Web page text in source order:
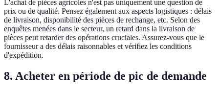
L'achat de pièces agricoles n'est pas uniquement une question de
prix ou de qualité. Pensez également aux aspects logistiques : délais
de livraison, disponibilité des pièces de rechange, etc. Selon des
enquêtes menées dans le secteur, un retard dans la livraison de
pièces peut retarder des opérations cruciales. Assurez-vous que le
fournisseur a des délais raisonnables et vérifiez les conditions
d'expédition.
8. Acheter en période de pic de demande